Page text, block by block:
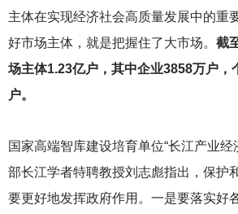
主体在实现经济社会高质量发展中的重
好市场主体，就是把握住了大市场。 截
场主体1.23亿户，其中企业3858万户，
户。
国家高端智库建设培育单位“长江产业经
部长江学者特聘教授刘志彪指出，保护
要更好地发挥政府作用。一是要落实好